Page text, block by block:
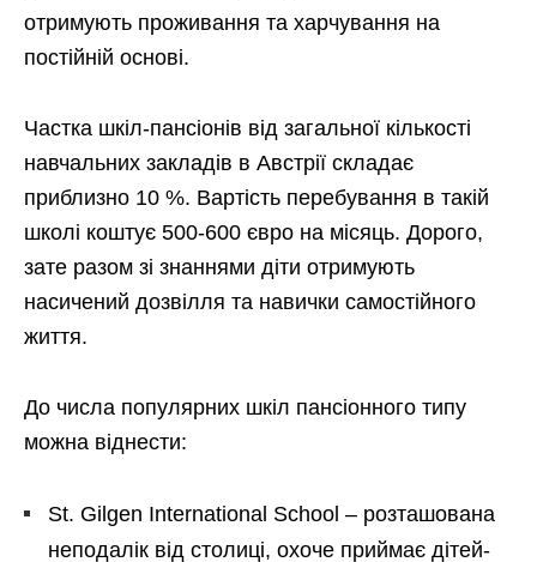
отримують проживання та харчування на
постійній основі.
Частка шкіл-пансіонів від загальної кількості
навчальних закладів в Австрії складає
приблизно 10 %. Вартість перебування в такій
школі коштує 500-600 євро на місяць. Дорого,
зате разом зі знаннями діти отримують
насичений дозвілля та навички самостійного
життя.
До числа популярних шкіл пансіонного типу
можна віднести:
St. Gilgen International School – розташована
неподалік від столиці, охоче приймає дітей-